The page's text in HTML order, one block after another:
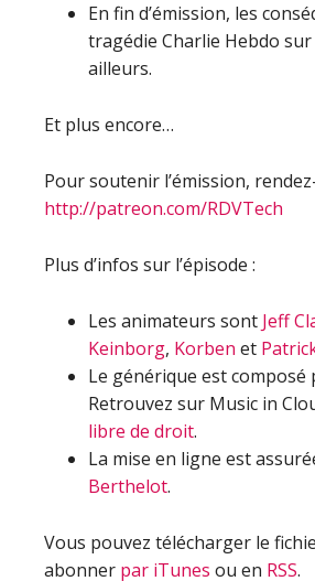
En fin d’émission, les
tragédie Charlie Hebdo
ailleurs.
Et plus encore…
Pour soutenir l’émission,
http://patreon.com/RDVTech
Plus d’infos sur l’épisode :
Les animateurs sont Jeff
Keinborg, Korben et
Le générique est composé
Retrouvez sur Music in
libre de droit.
La mise en ligne est
Berthelot.
Vous pouvez télécharger le
abonner par iTunes ou en RSS.